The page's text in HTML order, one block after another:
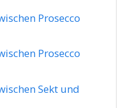
Prosecco
Prosecco
Sekt und